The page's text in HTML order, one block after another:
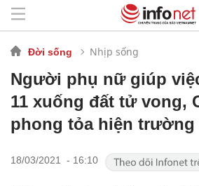
Đời sống Nhịp sống
Người phụ nữ giúp
11 xuống đất tử vong,
phong tỏa hiện trường
18/03/2021 - 16:10